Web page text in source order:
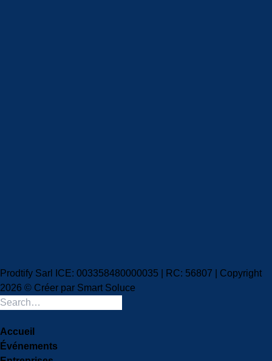
Prodtify Sarl ICE: 003358480000035 | RC: 56807 | Copyright
2026 © Créer par Smart Soluce
Accueil
Événements